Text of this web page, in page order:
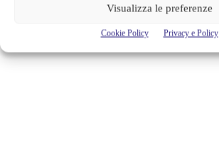
Visualizza le preferenze
Cookie Policy Privacy e Policy
Harry Potter J.K. Rowling milano